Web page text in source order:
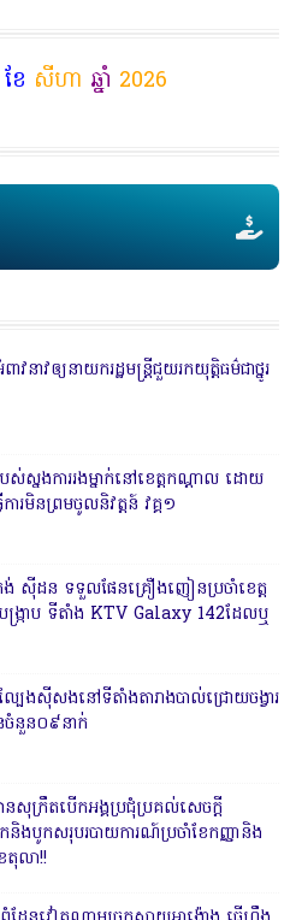
ខែ សីហា ឆ្នាំ 2026
ាវឲ្យនាយករដ្ឋមន្ត្រីជួយរកយុត្តិធម៌ជាថ្នូរ
ស់ស្នងការរងម្នាក់នៅខេត្តកណ្ដាល ដោយ
ការមិនព្រមចូលនិវត្តន៍ វគ្គ១
ស៊ីដន ទទួលផែនគ្រឿងញៀនប្រចាំខេត្ត
ក្រាប ទីតាំង KTV Galaxy 142ដែលឬ
ល្បែងស៊ីសងនៅទីតាំងតារាងបាល់ជ្រោយចង្វារ
ចំនួន០៩នាក់
សុក្រឹតបើកអង្គប្រជុំប្រគល់សេចក្តី
ងបូកសរុបរបាយការណ៍ប្រចាំខែកញ្ញានិង
តុលា!!